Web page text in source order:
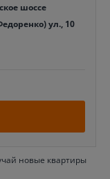
шоссе
ул., 10
новые квартиры